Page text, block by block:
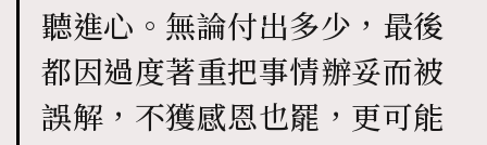
聽進心。無論付出多少，最後
都因過度著重把事情辦妥而被
誤解，不獲感恩也罷，更可能